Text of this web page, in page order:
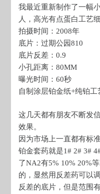
我最近重新制作了一幅
人，高光有点蛋白工艺
拍摄时间：2008年
底片：过期公园810
底片反差：0.9
小孔距离：80MM
曝光时间：60秒
自制涂层铂金纸+纯铂工
这几天都有朋友不断发
效果。
因为市场上一直都有标
铂金套药就是1# 2# 3#
了NA2有5% 10% 20%
的，显然用反差药可以
反差的底片，但是范围